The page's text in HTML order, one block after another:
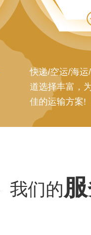
快递/空运/海
道选择丰富，
佳的运输方案!
我们的